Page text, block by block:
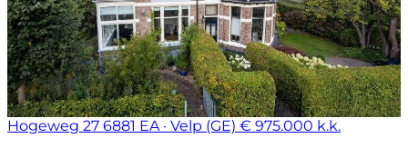
Hogeweg 27 6881 EA · Velp (GE) € 975.000 k.k.